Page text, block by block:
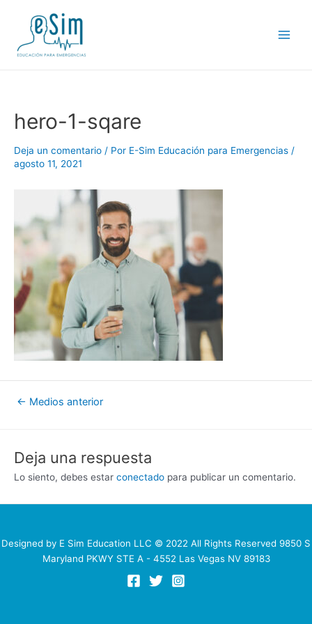
contenido
hero-1-sqare
Deja un comentario / Por E-Sim Educación para Emergencias /
agosto 11, 2021
Navegación
← Medios anterior
Deja una respuesta
Lo siento, debes estar conectado para publicar un comentario.
Designed by E Sim Education LLC © 2022 All Rights Reserved 9850 S
Maryland PKWY STE A - 4552 Las Vegas NV 89183